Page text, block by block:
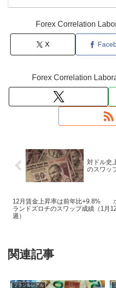
Forex Correlation
X
Forex Correlation
対ドル
のスワッ
12月賃金上昇率は前年比+9.8%
ランドズロチのスワップ成績（1月
週）
関連記事
ブラジルレアル